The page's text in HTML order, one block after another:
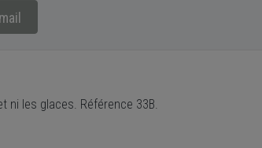
ni les glaces. Référence 33B.